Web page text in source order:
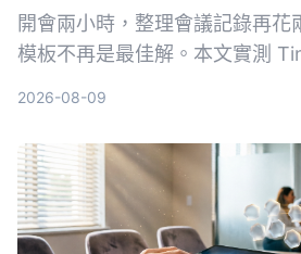
開會兩小時，整理會議記錄再花
模板不再是最佳解。本文實測
項，把時間留給更重要的事。
2026-08-09